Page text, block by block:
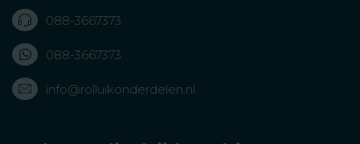
088-3667373
088-3667373
info@rolluikonderdelen.nl